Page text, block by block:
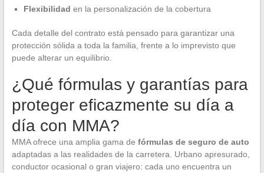
Flexibilidad en la personalización de la cobertura
Cada detalle del contrato está pensado para garantizar una
protección sólida a toda la familia, frente a lo imprevisto que
puede alterar un equilibrio.
¿Qué fórmulas y garantías para
proteger eficazmente su día a
día con MMA?
MMA ofrece una amplia gama de fórmulas de seguro de auto
adaptadas a las realidades de la carretera. Urbano apresurado,
conductor ocasional o gran viajero: cada uno encuentra un